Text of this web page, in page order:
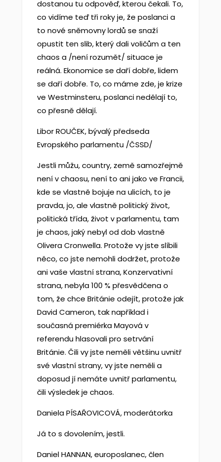
dostanou tu odpověď, kterou čekali. To,
co vidíme teď tři roky je, že poslanci a
to nové sněmovny lordů se snaží
opustit ten slib, který dali voličům a ten
chaos a /není rozumět/ situace je
reálná. Ekonomice se daří dobře, lidem
se daří dobře. To, co máme zde, je krize
ve Westminsteru, poslanci nedělají to,
co přesně dělají.
Libor ROUČEK, bývalý předseda
Evropského parlamentu /ČSSD/
Jestli můžu, country, země samozřejmě
není v chaosu, není to ani jako ve Francii,
kde se vlastně bojuje na ulicích, to je
pravda, jo, ale vlastně politický život,
politická třída, život v parlamentu, tam
je chaos, jaký nebyl od dob vlastně
Olivera Cronwella. Protože vy jste slíbili
něco, co jste nemohli dodržet, protože
ani vaše vlastní strana, Konzervativní
strana, nebyla 100 % přesvědčena o
tom, že chce Británie odejít, protože jak
David Cameron, tak například i
současná premiérka Mayová v
referendu hlasovali pro setrvání
Británie. Čili vy jste neměli většinu uvnitř
své vlastní strany, vy jste neměli a
doposud jí nemáte uvnitř parlamentu,
čili výsledek je chaos.
Daniela PÍSAŘOVICOVÁ, moderátorka
Já to s dovolením, jestli.
Daniel HANNAN, europoslanec, člen